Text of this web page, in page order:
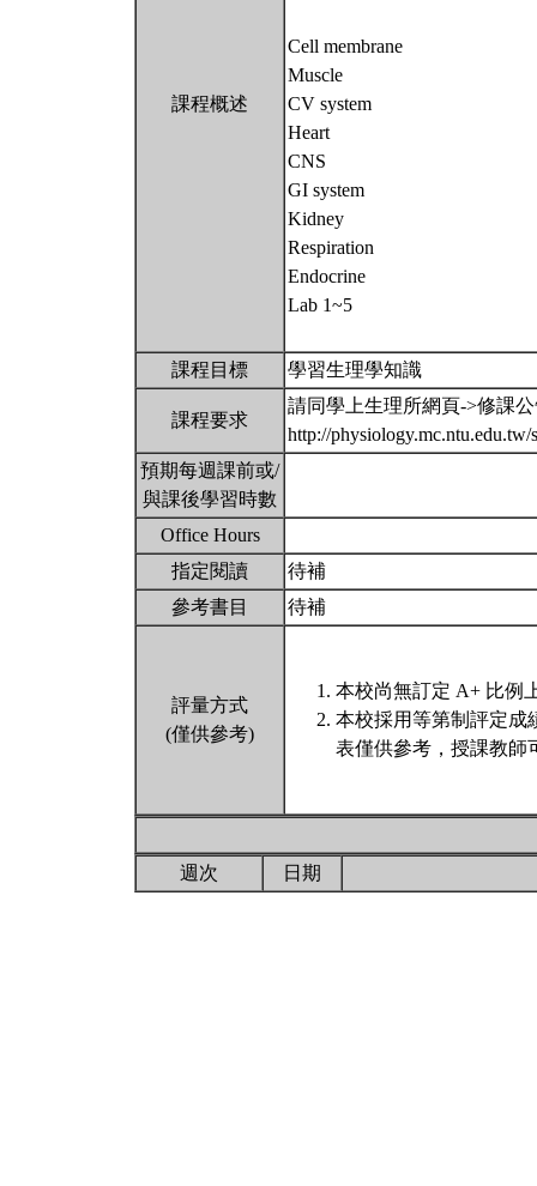
課程概述
Cell membrane
Muscle
CV system
Heart
CNS
GI system
Kidney
Respiration
Endocrine
Lab 1~5
課程目標 學習生理學知識
課程要求
請同學上生理所網頁->修課
http://
預期每週課前或/
與課後學習時數
Office Hours
指定閱讀
待補
參考書目
待補
評量方式
(僅供參考)
本校尚無訂定 A+ 比例
本校採用等第制評定成
表僅供參考，授課教師
週次 日期